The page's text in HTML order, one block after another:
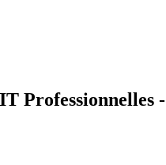
Professionnelles -